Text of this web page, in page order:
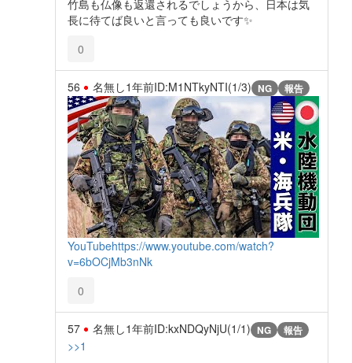
竹島も仏像も返還されるでしょうから、日本は気
長に待てば良いと言っても良いです✨
0
56 名無し1年前ID:M1NTkyNTI(1/3) NG 報告
YouTubehttps://www.youtube.com/watch?
v=6bOCjMb3nNk
0
57 名無し1年前ID:kxNDQyNjU(1/1) NG 報告
>>1